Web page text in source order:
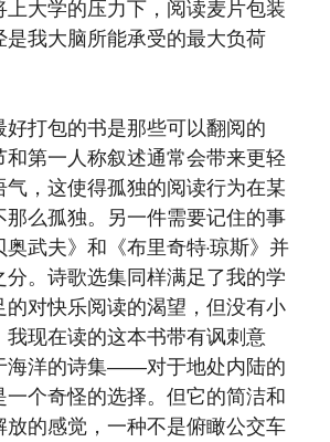
大学的压力下，阅读麦片包装
是我大脑所能承受的最大负荷
打包的书是那些可以翻阅的
和第一人称叙述通常会带来更轻
，这使得孤独的阅读行为在某
那么孤独。另一件需要记住的事
武夫》和《布里奇特·琼斯》并
。诗歌选集同样满足了我的学
的对快乐阅读的渴望，但没有小
我现在读的这本书带有讽刺意
海洋的诗集——对于地处内陆的
个奇怪的选择。但它的简洁和
放的感觉，一种不是俯瞰公交车